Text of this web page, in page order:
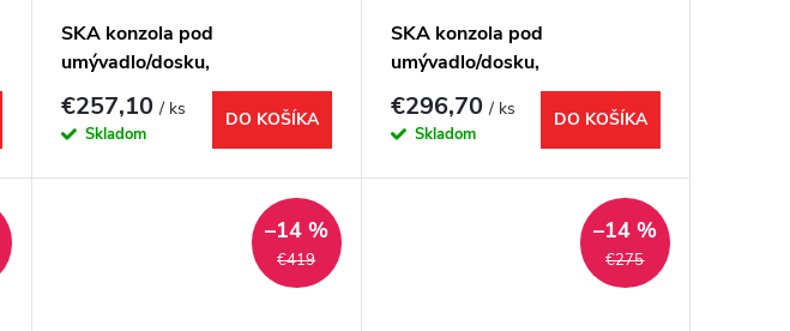
SKA konzola pod
umývadlo/dosku,
140x22x51cm, čierna mat
€257,10/ ks
Skladom
DO KOŠÍKA
SKA konzola pod
umývadlo/dosku,
160x22x51cm, čierna mat
€296,70/ ks
Skladom
DO KOŠÍKA
€419
–14 %
€275
–14 %